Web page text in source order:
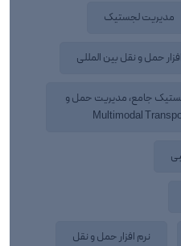
مدیریت لجستیک
حمل و نقل بین المللی
لجستیک جامع، مدیریت حمل و
نرم‌ افزار حمل و نقل